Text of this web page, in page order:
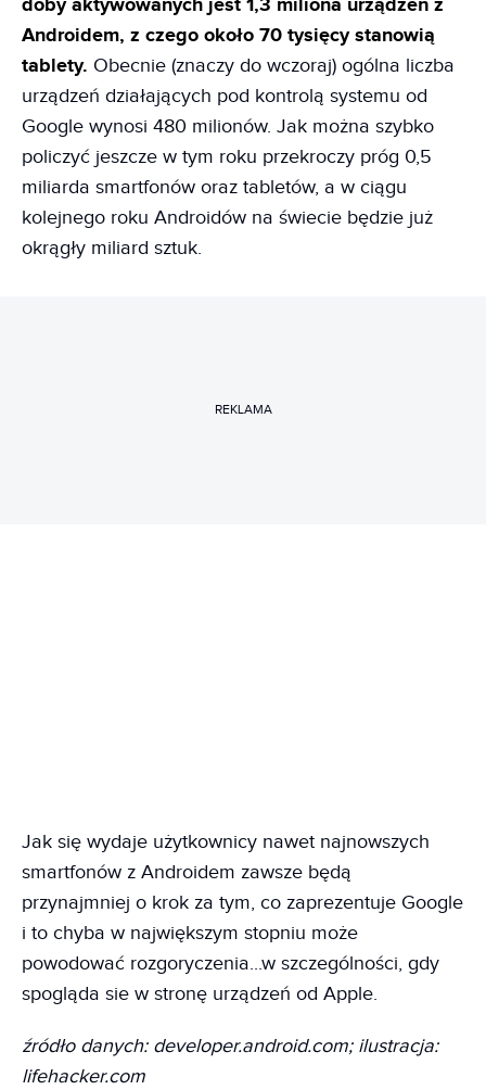
doby aktywowanych jest 1,3 miliona urządzeń z
Androidem, z czego około 70 tysięcy stanowią
tablety. Obecnie (znaczy do wczoraj) ogólna liczba
urządzeń działających pod kontrolą systemu od
Google wynosi 480 milionów. Jak można szybko
policzyć jeszcze w tym roku przekroczy próg 0,5
miliarda smartfonów oraz tabletów, a w ciągu
kolejnego roku Androidów na świecie będzie już
okrągły miliard sztuk.
REKLAMA
Jak się wydaje użytkownicy nawet najnowszych
smartfonów z Androidem zawsze będą
przynajmniej o krok za tym, co zaprezentuje Google
i to chyba w największym stopniu może
powodować rozgoryczenia...w szczególności, gdy
spogląda sie w stronę urządzeń od Apple.
źródło danych: developer.android.com; ilustracja:
lifehacker.com